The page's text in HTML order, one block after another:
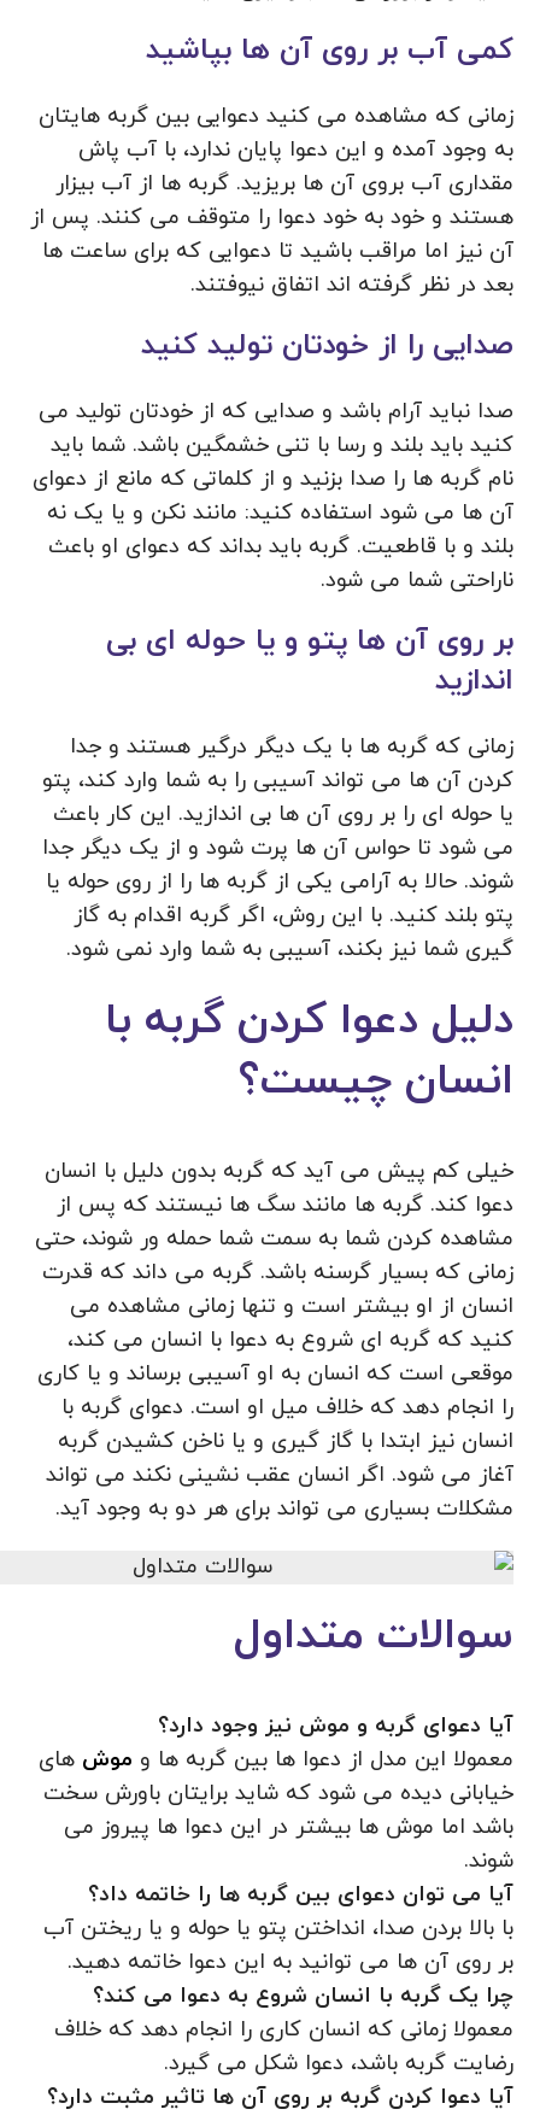
کمی آب بر روی آن ها بپاشید
زمانی که مشاهده می کنید دعوایی بین گربه هایتان
به وجود آمده و این دعوا پایان ندارد، با آب پاش
مقداری آب بروی آن ها بریزید. گربه ها از آب بیزار
هستند و خود به خود دعوا را متوقف می کنند. پس از
آن نیز اما مراقب باشید تا دعوایی که برای ساعت ها
بعد در نظر گرفته اند اتفاق نیوفتند.
صدایی را از خودتان تولید کنید
صدا نباید آرام باشد و صدایی که از خودتان تولید می
کنید باید بلند و رسا با تنی خشمگین باشد. شما باید
نام گربه ها را صدا بزنید و از کلماتی که مانع از دعوای
آن ها می شود استفاده کنید: مانند نکن و یا یک نه
بلند و با قاطعیت. گربه باید بداند که دعوای او باعث
ناراحتی شما می شود.
بر روی آن ها پتو و یا حوله ای بی
اندازید
زمانی که گربه ها با یک دیگر درگیر هستند و جدا
کردن آن ها می تواند آسیبی را به شما وارد کند، پتو
یا حوله ای را بر روی آن ها بی اندازید. این کار باعث
می شود تا حواس آن ها پرت شود و از یک دیگر جدا
شوند. حالا به آرامی یکی از گربه ها را از روی حوله یا
پتو بلند کنید. با این روش، اگر گربه اقدام به گاز
گیری شما نیز بکند، آسیبی به شما وارد نمی شود.
دلیل دعوا کردن گربه با
انسان چیست؟
خیلی کم پیش می آید که گربه بدون دلیل با انسان
دعوا کند. گربه ها مانند سگ ها نیستند که پس از
مشاهده کردن شما به سمت شما حمله ور شوند، حتی
زمانی که بسیار گرسنه باشد. گربه می داند که قدرت
انسان از او بیشتر است و تنها زمانی مشاهده می
کنید که گربه ای شروع به دعوا با انسان می کند،
موقعی است که انسان به او آسیبی برساند و یا کاری
را انجام دهد که خلاف میل او است. دعوای گربه با
انسان نیز ابتدا با گاز گیری و یا ناخن کشیدن گربه
آغاز می شود. اگر انسان عقب نشینی نکند می تواند
مشکلات بسیاری می تواند برای هر دو به وجود آید.
سوالات متداول
آیا دعوای گربه و موش نیز وجود دارد؟
معمولا این مدل از دعوا ها بین گربه ها و موشهای
خیابانی دیده می شود که شاید برایتان باورش سخت
باشد اما موش ها بیشتر در این دعوا ها پیروز می
شوند.
آیا می توان دعوای بین گربه ها را خاتمه داد؟
با بالا بردن صدا، انداختن پتو یا حوله و یا ریختن آب
بر روی آن ها می توانید به این دعوا خاتمه دهید.
چرا یک گربه با انسان شروع به دعوا می کند؟
معمولا زمانی که انسان کاری را انجام دهد که خلاف
رضایت گربه باشد، دعوا شکل می گیرد.
آیا دعوا کردن گربه بر روی آن ها تاثیر مثبت دارد؟